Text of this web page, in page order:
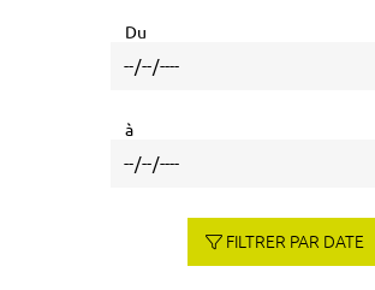
Du
à
FILTRER PAR DATE